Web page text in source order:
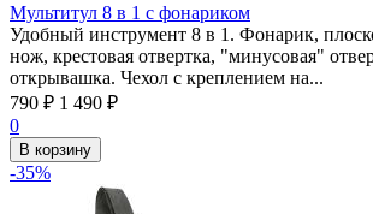
Мультитул 8 в 1 с фонариком
Удобный инструмент 8 в 1. Фонарик,
нож, крестовая отвертка, "минусовая"
открывашка. Чехол с креплением на...
790 ₽ 1 490 ₽
0
В корзину
-35%